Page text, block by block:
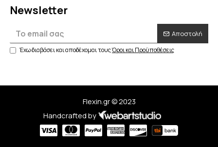
Newsletter
Αποστολή
Έχω διαβάσει και αποδέχομαι τουςΌροι και Προϋποθέσεις
Flexin.gr © 2023
Handcrafted by